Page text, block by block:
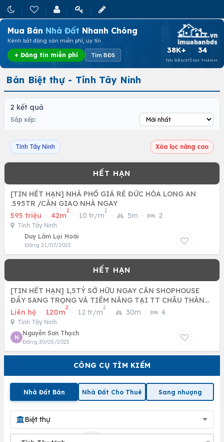
Mua Bán Nhà Đất Nhanh Chóng
Kênh bất động sản miễn phí, uy tín
+ Đăng tin miễn phí Tìm BĐS
38K+
TIN ĐĂNG
34
TỈNH THÀNH
CÔNG CỤ TÌM KIẾM
Nhà Đất Bán Nhà Đất Cho Thuê Sang nhượng
Biệt thự
Bán Biệt thự - Tỉnh Tây Ninh
2 kết quả
Sắp xếp:
Tỉnh Tây Ninh Xóa lọc nâng cao
[TIN HẾT HẠN] NHÀ PHỐ GIÁ RẺ ĐỨC HÒA LONG AN
.595TR /CĂN GIAO NHÀ NGAY
595 triệu · 42m
2
· 10 tr/m
2
· 5m · 2
Tỉnh Tây Ninh
Duy Lâm Lại Hoài
Đăng 21/07/2023
[TIN HẾT HẠN] 1,5TỶ SỞ HỮU NGAY CĂN SHOPHOUSE
ĐẦY SANG TRỌNG VÀ TIỀM NĂNG TẠI TT CHÂU THÀNH,
TỈNH TÂY NINH
Liên hệ · 120m
2
· 12 tr/m
2
· 30m · 4
Tỉnh Tây Ninh
N
Nguyễn Sơn Thạch
Đăng 30/05/2023